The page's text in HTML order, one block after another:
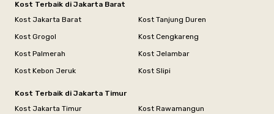
Kost Terbaik di Jakarta Barat
Kost Jakarta Barat
Kost Tanjung Duren
Kost Grogol
Kost Cengkareng
Kost Palmerah
Kost Jelambar
Kost Kebon Jeruk
Kost Slipi
Kost Terbaik di Jakarta Timur
Kost Jakarta Timur
Kost Rawamangun